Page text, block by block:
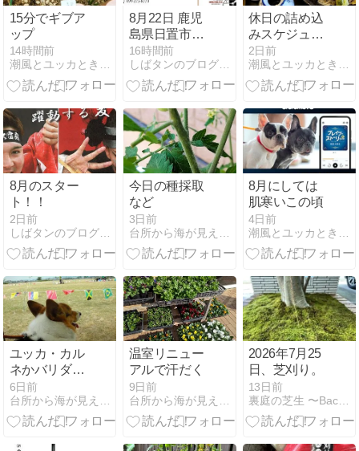
15分でギブア
ップ
14時間前
潮風とユッカときどきサボテン
8月22日 鹿児
島県日置市に
て刃研ぎ実演
会を開催しま
す！
16時間前
しばタンのブログ(芝生化伝導師）
休日の詰め込
みスケジュー
ル
2日前
潮風とユッカときどきサボテン
8月のスター
ト！！
2日前
しばタンのブログ(芝生化伝導師）
今日の種採取
など
3日前
8月にしては
肌寒いこの頃
4日前
ユッカ・カル
ネかバリダは
たまたソニア
ーナ？
6日前
温室リニュー
アルで汗だく
9日前
2026年7月25
日、芝刈り。
13日前
裏庭の芝生 〜Backyard Lawn〜